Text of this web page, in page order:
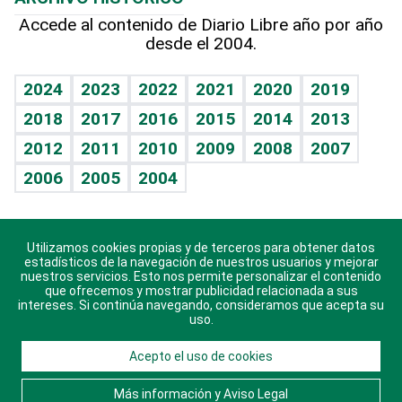
Hablando con el pediatra
Vida y familia
Eñe
Celebrando la vida
Sin complejos
En pocas palabras
Escuchando al corazón
Economía Personal
TBT Deportivo
Más firmas
Hecho en casa
Guía del dinero
Cumpleaños
Horóscopos
Crucigramas
Accede al contenido de Diario Libre año por año
desde el 2004.
2024 2023 2022 2021 2020
2019
2018
2017 2016 2015 2014
2013
2012
2011 2010 2009 2008
2007
2006
2005 2004
Descarga nuestras aplicaciones para Android, iOS y
sistema Huawei.
© 2021 Diario Libre, todos los derechos reservados.
Consulta elAviso Legal. Ponte en Contacto
Utilizamos cookies propias y de terceros para obtener datos
estadísticos de la navegación de nuestros usuarios y mejorar
nuestros servicios. Esto nos permite personalizar el contenido
que ofrecemos y mostrar publicidad relacionada a sus
intereses. Si continúa navegando, consideramos que acepta su
uso.
Acepto el uso de cookies
Más información y Aviso Legal